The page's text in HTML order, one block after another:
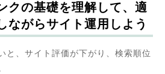
クの基礎を理解して、適
ながらサイト運用しよう
と、サイト評価が下がり、検索順位